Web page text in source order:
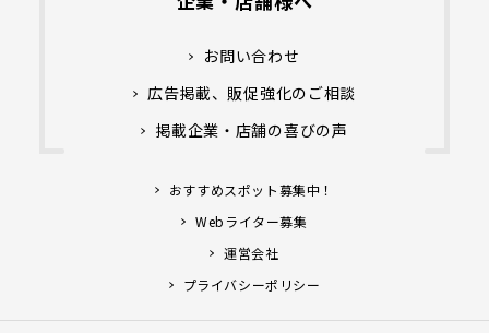
お問い合わせ
広告掲載、販促強化のご相談
掲載企業・店舗の喜びの声
おすすめスポット募集中！
Webライター募集
運営会社
プライバシーポリシー